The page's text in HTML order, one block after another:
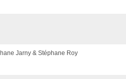
Jarny & Stéphane Roy